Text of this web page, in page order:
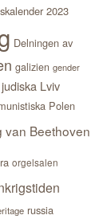
2023
Delningen av
galizien gender
judiska Lviv
Polen
van Beethoven
orgelsalen
russia